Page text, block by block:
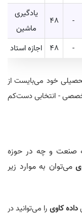
-
48
یادگیری
ماشین
-
48 اجازه استاد
خود می‌بایست از
- انتخابی دست‌کم
صنعت و چه در حوزه
می‌توان به موارد زیر
داده‌ کاوی را می‌توانید در